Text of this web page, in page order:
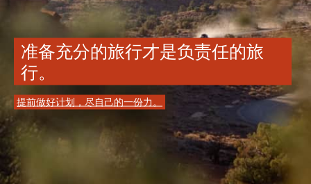
准备充分的旅行才是负责任的旅
行。
提前做好计划，尽自己的一份力。